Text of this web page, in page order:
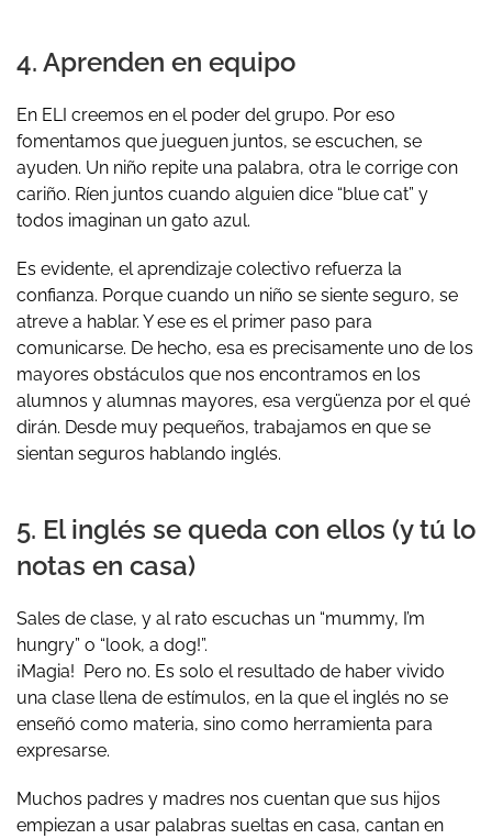
4. Aprenden en equipo
En ELI creemos en el poder del grupo. Por eso
fomentamos que jueguen juntos, se escuchen, se
ayuden. Un niño repite una palabra, otra le corrige con
cariño. Ríen juntos cuando alguien dice “blue cat” y
todos imaginan un gato azul.
Es evidente, el aprendizaje colectivo refuerza la
confianza. Porque cuando un niño se siente seguro, se
atreve a hablar. Y ese es el primer paso para
comunicarse. De hecho, esa es precisamente uno de los
mayores obstáculos que nos encontramos en los
alumnos y alumnas mayores, esa vergüenza por el qué
dirán. Desde muy pequeños, trabajamos en que se
sientan seguros hablando inglés.
5. El inglés se queda con ellos (y tú lo
notas en casa)
Sales de clase, y al rato escuchas un “mummy, I’m
hungry” o “look, a dog!”.
¡Magia! Pero no. Es solo el resultado de haber vivido
una clase llena de estímulos, en la que el inglés no se
enseñó como materia, sino como herramienta para
expresarse.
Muchos padres y madres nos cuentan que sus hijos
empiezan a usar palabras sueltas en casa, cantan en